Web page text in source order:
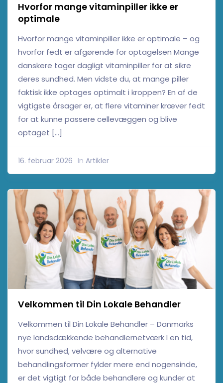
Hvorfor mange vitaminpiller ikke er
optimale
Hvorfor mange vitaminpiller ikke er optimale – og
hvorfor fedt er afgørende for optagelsen Mange
danskere tager dagligt vitaminpiller for at sikre
deres sundhed. Men vidste du, at mange piller
faktisk ikke optages optimalt i kroppen? En af de
vigtigste årsager er, at flere vitaminer kræver fedt
for at kunne passere cellevæggen og blive
optaget […]
16. februar 2026 In Artikler
Velkommen til Din Lokale Behandler
Velkommen til Din Lokale Behandler – Danmarks
nye landsdækkende behandlernetværk I en tid,
hvor sundhed, velvære og alternative
behandlingsformer fylder mere end nogensinde,
er det vigtigt for både behandlere og kunder at